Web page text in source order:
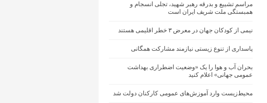
مراسم تشییع و بدرقه رهبر شهید، تجلی انسجام و
همبستگی ملت شریف ایران است
نیمی از کودکان جهان در معرض ۳ خطر اقلیمی هستند
پاسداری از تنوع زیستی نیازمند مشارکت همگانی
بحران آب و هوا را یک «وضعیت اضطراری بهداشت
عمومی جهانی» اعلام کنید
محیط‌زیست وارد آموزش‌های عمومی کارکنان دولت شد